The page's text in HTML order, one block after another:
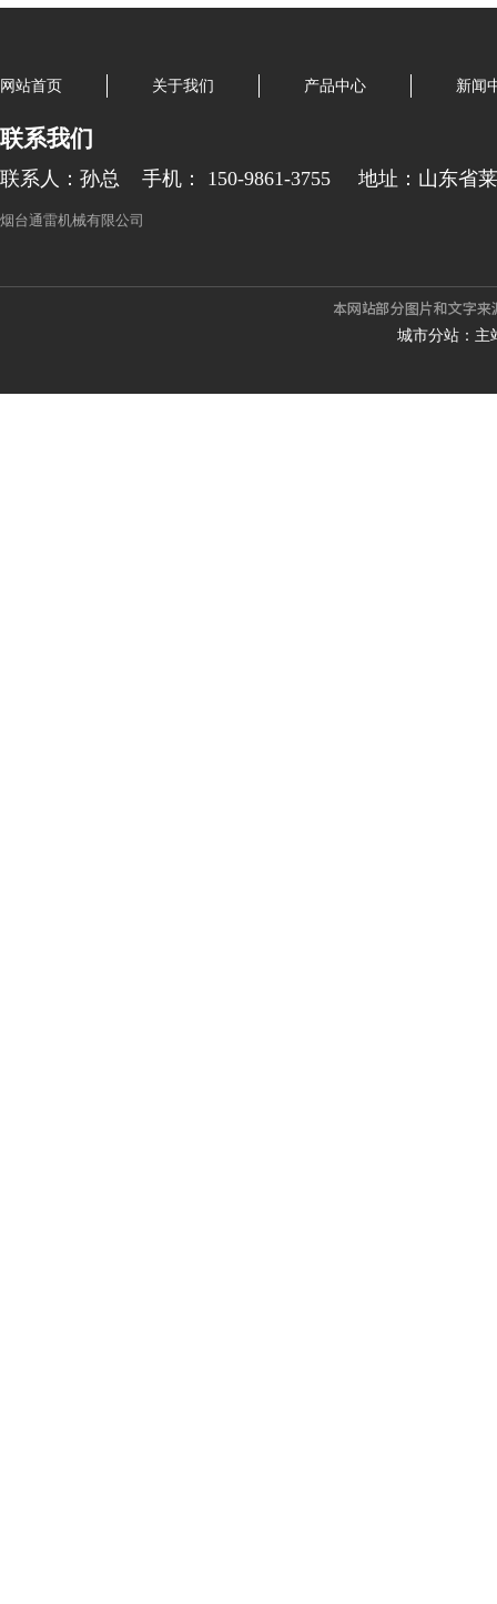
网站首页 关于我们 产品中心 新闻
联系我们
联系人：孙总 手机： 150-9861-3755 地址：山东省
烟台通雷机械有限公司
城市分站： 主